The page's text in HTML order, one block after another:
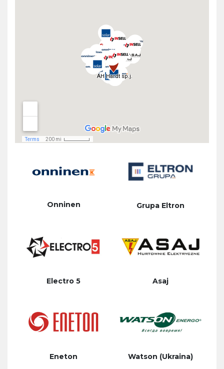
Onninen Grupa Eltron
Electro 5 Asaj
Eneton Watson (Ukraina)